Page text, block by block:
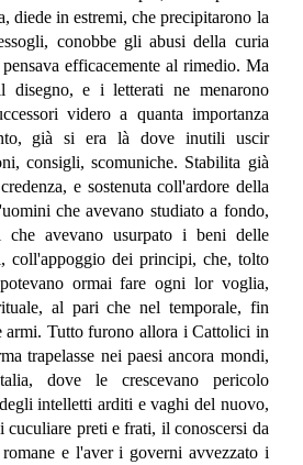
diede in estremi, che precipitarono la
conobbe gli abusi della curia
efficacemente al rimedio. Ma
e i letterati ne menarono
videro a quanta importanza
già si era là dove inutili uscir
consigli, scomuniche. Stabilita già
e sostenuta coll'ardore della
che avevano studiato a fondo,
che avevano usurpato i beni delle
coll'appoggio dei principi, che, tolto
ormai fare ogni lor voglia,
al pari che nel temporale, fin
armi. Tutto furono allora i Cattolici in
trapelasse nei paesi ancora mondi,
dove le crescevano pericolo
intelletti arditi e vaghi del nuovo,
cuculiare preti e frati, il conoscersi da
romane e l'aver i governi avvezzato i